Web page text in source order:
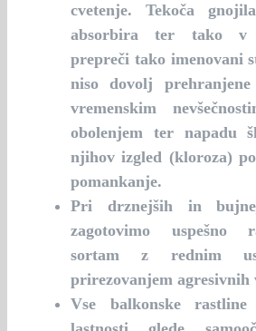
cvetenje. Tekoča
absorbira ter tako v
prepreči tako imenovani
niso dovolj
vremenskim
obolenjem ter napadu
njihov izgled (kloroza)
pomankanje.
Pri drznejših in
zagotovimo uspešno
sortam z rednim
prirezovanjem agresivnih
Vse balkonske